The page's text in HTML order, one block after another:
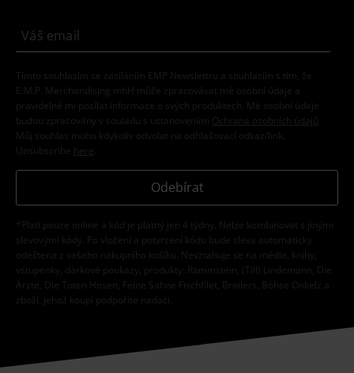
Tímto souhlasím se zasíláním EMP Newslettru a souhlasím s tím, že
E.M.P. Merchandising mbH může zpracovávat mé osobní údaje a
pravidelně mi posílat informace o svých produktech. Mé osobní údaje
budou zpracovány v souladu s ustanoveními
Ochrana osobních údajů
Můj souhlas mohu kdykoliv odvolat na odhlašovací odkaz/link.
Unsubscribe here
Odebírat
*Platí pouze online a kód je platný jen 4 týdny. Nelze kombinovat s jinými
slevovými kódy. Po vložení a potvrzení kódu bude sleva automaticky
odečtena z vašeho nákupního košíku. Nevztahuje se na média, knihy,
vstupenky, dárkové poukazy, produkty: Rammstein, (Till) Lindemann, Die
Ärzte, Die Toten Hosen, Feine Sahne Fischfilet, Broilers, Böhse Onkelz a
zboží, jehož koupí podpoříte nadaci.